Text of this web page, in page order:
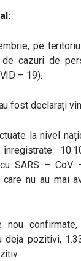
pe
cazuri de
– 19).
fost declarați
la nivel
SARS – CoV
nu au mai
nou
deja pozitivi,